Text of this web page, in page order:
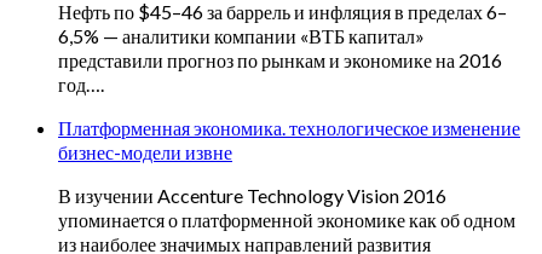
Нефть по $45–46 за баррель и инфляция в пределах 6–
6,5% — аналитики компании «ВТБ капитал»
представили прогноз по рынкам и экономике на 2016
год….
Платформенная экономика. технологическое изменение
бизнес-модели извне
В изучении Accenture Technology Vision 2016
упоминается о платформенной экономике как об одном
из наиболее значимых направлений развития